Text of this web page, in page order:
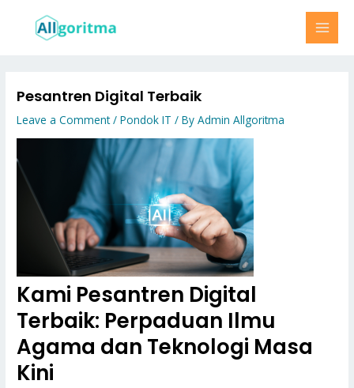
Pesantren Digital Terbaik
Leave a Comment /Pondok IT / ByAdmin Allgoritma
Kami Pesantren Digital
Terbaik: Perpaduan Ilmu
Agama dan Teknologi Masa
Kini